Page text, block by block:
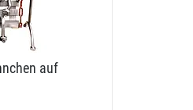
auf